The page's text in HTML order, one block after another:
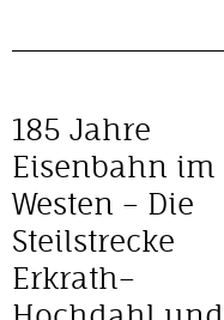
185 Jahre
Eisenbahn im
Westen – Die
Steilstrecke
Erkrath–